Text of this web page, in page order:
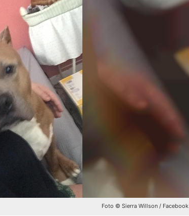
Foto © Sierra Willson / Facebook